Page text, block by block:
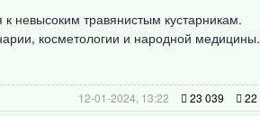
невысоким травянистым кустарникам.
косметологии и народной медицины.
12-01-2024, 13:22 23 039 22